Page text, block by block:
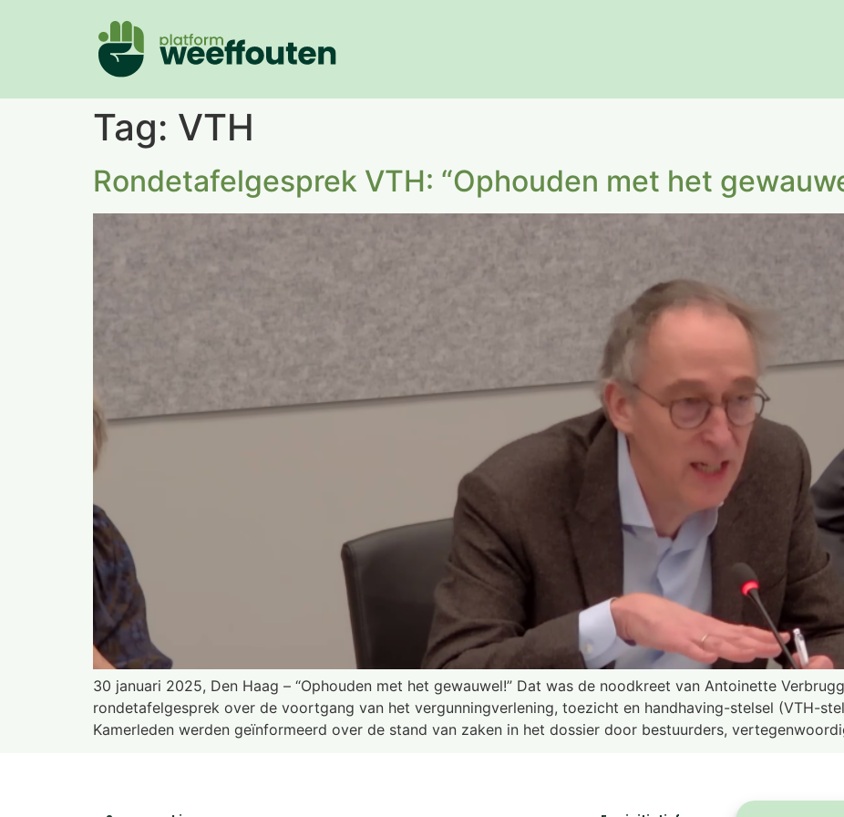
Tag: VTH
Rondetafelgesprek VTH: “Ophouden met het
30 januari 2025, Den Haag – “Ophouden met het gewauwel!” Dat was de noodkreet van Antoinette
rondetafelgesprek over de voortgang van het vergunningverlening, toezicht en handhaving-stelsel (VTH-
Kamerleden werden geïnformeerd over de stand van zaken in het dossier door bestuurders,